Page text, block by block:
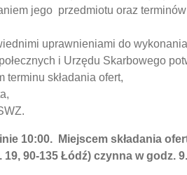
jego przedmiotu oraz
uprawnieniami do
i Urzędu Skarbowego
składania ofert,
10:00. Miejscem składania
90-135 Łódź) czynna w godz.